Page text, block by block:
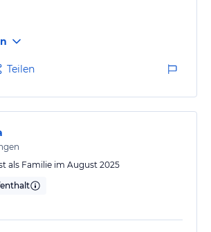
Teilen
als Familie im August 2025